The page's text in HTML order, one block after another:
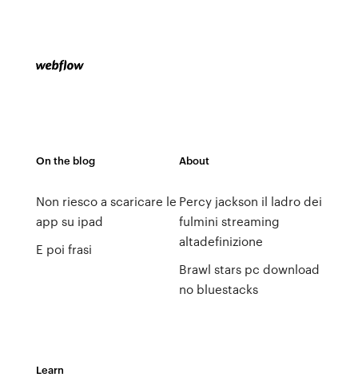
On the blog
Non riesco a scaricare le
app su ipad
E poi frasi
About
Percy jackson il ladro dei
fulmini streaming
altadefinizione
Brawl stars pc download
no bluestacks
Learn